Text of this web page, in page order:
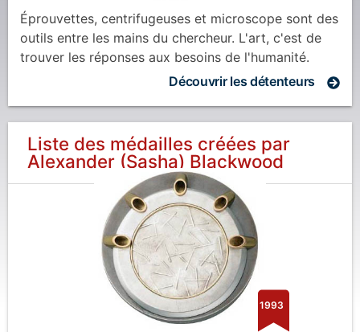
Éprouvettes, centrifugeuses et microscope sont des
outils entre les mains du chercheur. L'art, c'est de
trouver les réponses aux besoins de l'humanité.
Découvrir les détenteurs
Liste des médailles créées par
Alexander (Sasha) Blackwood
1993